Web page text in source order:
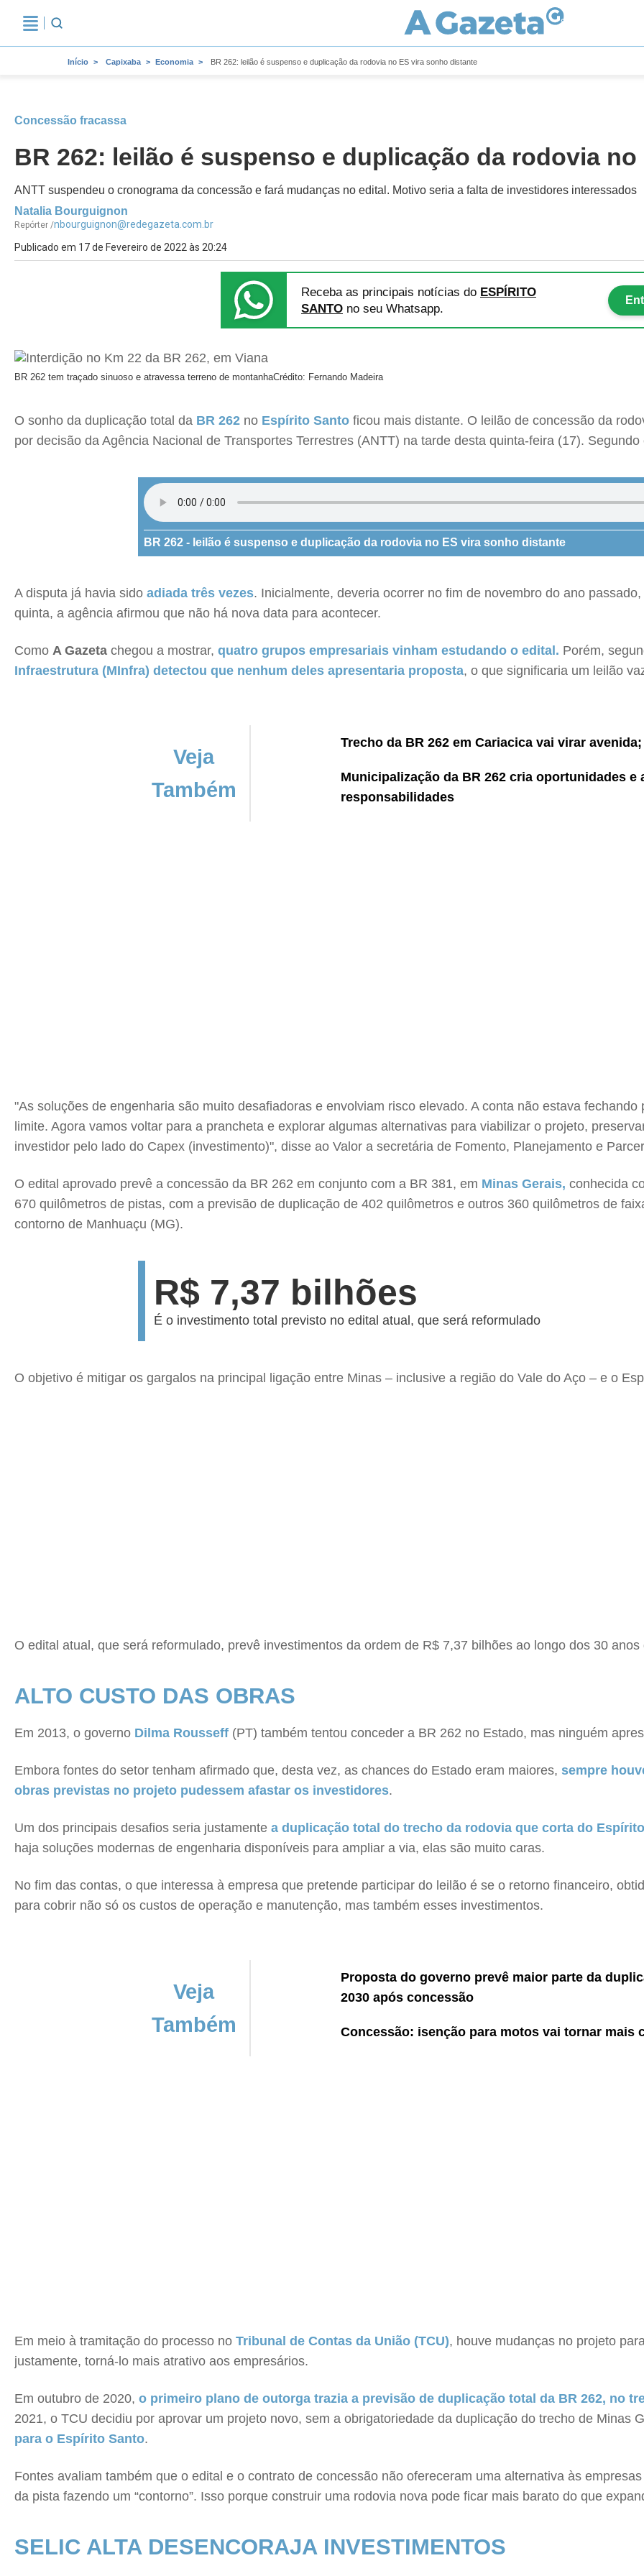
Início Capixaba Economia BR 262: leilão é suspenso e duplicação da rodovia no ES vira sonho distante
Concessão fracassa
BR 262: leilão é suspenso e duplicação da rodovia
ANTT suspendeu o cronograma da concessão e fará mudanças no edital. Motivo seria a falta de investidores interessados
Natalia Bourguignon
Repórter /nbourguignon@redegazeta.com.br
Publicado em 17 de Fevereiro de 2022 às 20:24
Receba as principais notícias do ESPÍRITO
SANTO no seu Whatsapp.
BR 262 tem traçado sinuoso e atravessa terreno de montanhaCrédito: Fernando Madeira
O sonho da duplicação total da BR 262 no Espírito Santo ficou mais distante. O leilão de concessão da
por decisão da Agência Nacional de Transportes Terrestres (ANTT) na tarde desta quinta-feira (17).
BR 262 - leilão é suspenso e duplicação da rodovia no ES vira sonho distante
A disputa já havia sido adiada três vezes. Inicialmente, deveria ocorrer no fim de novembro do ano
quinta, a agência afirmou que não há nova data para acontecer.
Como A Gazeta chegou a mostrar, quatro grupos empresariais vinham estudando o edital. Porém,
Infraestrutura (MInfra) detectou que nenhum deles apresentaria proposta, o que significaria um leilão
Veja
Também
Trecho da BR 262 em Cariacica vai virar
Municipalização da BR 262 cria oportunidades e
responsabilidades
"As soluções de engenharia são muito desafiadoras e envolviam risco elevado. A conta não estava
limite. Agora vamos voltar para a prancheta e explorar algumas alternativas para viabilizar o projeto,
investidor pelo lado do Capex (investimento)", disse ao Valor a secretária de Fomento, Planejamento e
O edital aprovado prevê a concessão da BR 262 em conjunto com a BR 381, em Minas Gerais, conhecida
670 quilômetros de pistas, com a previsão de duplicação de 402 quilômetros e outros 360 quilômetros de
contorno de Manhuaçu (MG).
R$ 7,37 bilhões
É o investimento total previsto no edital atual, que será reformulado
O objetivo é mitigar os gargalos na principal ligação entre Minas – inclusive a região do Vale do Aço – e o
O edital atual, que será reformulado, prevê investimentos da ordem de R$ 7,37 bilhões ao longo dos 30
ALTO CUSTO DAS OBRAS
Em 2013, o governo Dilma Rousseff (PT) também tentou conceder a BR 262 no Estado, mas ninguém
Embora fontes do setor tenham afirmado que, desta vez, as chances do Estado eram maiores, sempre
obras previstas no projeto pudessem afastar os investidores.
Um dos principais desafios seria justamente a duplicação total do trecho da rodovia que corta do
haja soluções modernas de engenharia disponíveis para ampliar a via, elas são muito caras.
No fim das contas, o que interessa à empresa que pretende participar do leilão é se o retorno financeiro,
para cobrir não só os custos de operação e manutenção, mas também esses investimentos.
Veja
Também
Proposta do governo prevê maior parte da
2030 após concessão
Concessão: isenção para motos vai tornar mais
Em meio à tramitação do processo no Tribunal de Contas da União (TCU), houve mudanças no projeto
justamente, torná-lo mais atrativo aos empresários.
Em outubro de 2020, o primeiro plano de outorga trazia a previsão de duplicação total da BR 262, no
2021, o TCU decidiu por aprovar um projeto novo, sem a obrigatoriedade da duplicação do trecho de Minas
para o Espírito Santo.
Fontes avaliam também que o edital e o contrato de concessão não ofereceram uma alternativa às
da pista fazendo um “contorno”. Isso porque construir uma rodovia nova pode ficar mais barato do que
SELIC ALTA DESENCORAJA INVESTIMENTOS